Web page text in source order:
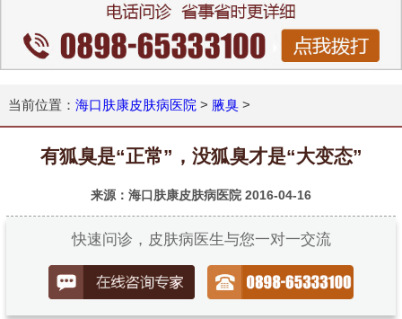
当前位置： 海口肤康皮肤病医院 > 腋臭>
有狐臭是“正常”，没狐臭才是“大变态”
来源：海口肤康皮肤病医院 2016-04-16
快速问诊，皮肤病医生与您一对一交流